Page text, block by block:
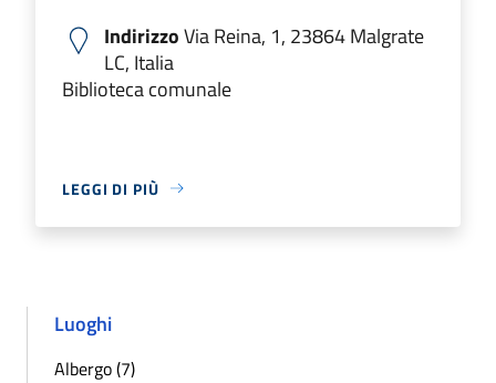
IndirizzoVia Reina, 1, 23864 Malgrate
LC, Italia
Biblioteca comunale
LEGGI DI PIÙ
Luoghi
Albergo (7)